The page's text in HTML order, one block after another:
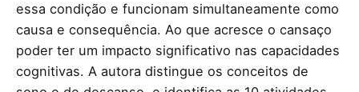
essa condição e funcionam simultaneamente como
causa e consequência. Ao que acresce o cansaço
poder ter um impacto significativo nas capacidades
cognitivas. A autora distingue os conceitos de